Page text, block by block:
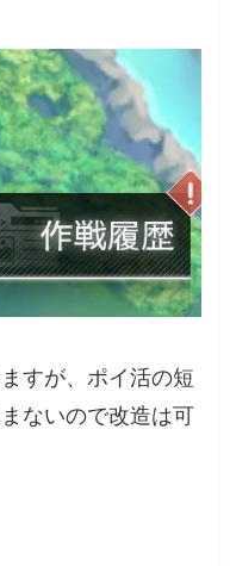
すが、ポイ活の短
ないので改造は可